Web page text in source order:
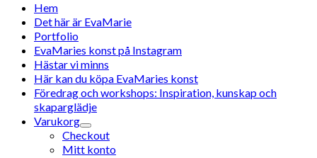
Hem
Det här är EvaMarie
Portfolio
EvaMaries konst på Instagram
Hästar vi minns
Här kan du köpa EvaMaries konst
Föredrag och workshops: Inspiration, kunskap och
skaparglädje
Varukorg
Checkout
Mitt konto